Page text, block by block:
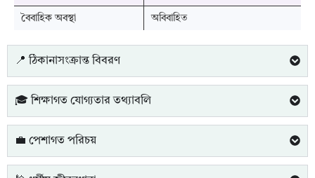
বৈবাহিক অবস্থা অবিবাহিত
📍 ঠিকানাসংক্রান্ত বিবরণ
🎓 শিক্ষাগত যোগ্যতার তথ্যাবলি
💼 পেশাগত পরিচয়